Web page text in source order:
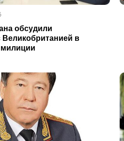
обсудили
Великобританией в